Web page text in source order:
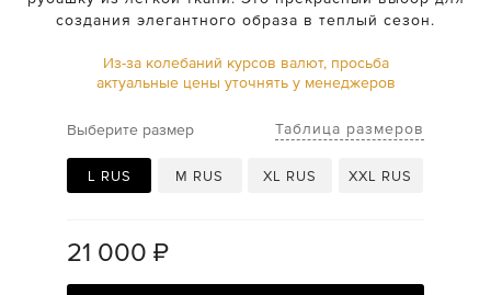
создания элегантного образа в теплый сезон.
Из-за колебаний курсов валют, просьба
актуальные цены уточнять у менеджеров
Выберите размер Таблица размеров
L RUS M RUS XL RUS XXL RUS
21 000 ₽